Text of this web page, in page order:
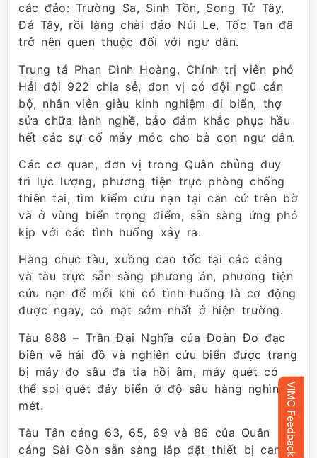
các đảo: Trường Sa, Sinh Tồn, Song Tử Tây,
Đá Tây, rồi làng chài đảo Núi Le, Tốc Tan đã
trở nên quen thuộc đối với ngư dân.
Trung tá Phan Đình Hoàng, Chính trị viên phó
Hải đội 922 chia sẻ, đơn vị có đội ngũ cán
bộ, nhân viên giàu kinh nghiệm đi biển, thợ
sửa chữa lành nghề, bảo đảm khắc phục hầu
hết các sự cố máy móc cho bà con ngư dân.
Các cơ quan, đơn vị trong Quân chủng duy
trì lực lượng, phương tiện trực phòng chống
thiên tai, tìm kiếm cứu nạn tại căn cứ trên bờ
và ở vùng biển trọng điểm, sẵn sàng ứng phó
kịp với các tình huống xảy ra.
Hàng chục tàu, xuồng cao tốc tại các cảng
và tàu trực sẵn sàng phương án, phương tiện
cứu nạn để mỗi khi có tình huống là cơ động
được ngay, có mặt sớm nhất ở hiện trường.
Tàu 888 – Trần Đại Nghĩa của Đoàn Đo đạc
biên vẽ hải đồ và nghiên cứu biển được trang
bị máy đo sâu đa tia hồi âm, máy quét có
thể soi quét đáy biển ở độ sâu hàng nghìn
mét.
Tàu Tân cảng 63, 65, 69 và 86 của Quân
cảng Sài Gòn sẵn sàng lắp đặt thiết bị can